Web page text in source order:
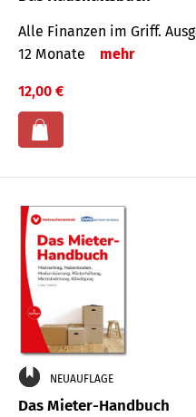
Alle Finanzen im Griff.
12 Monate
mehr
12,00 €
NEUAUFLAGE
Das Mieter-Handbuch